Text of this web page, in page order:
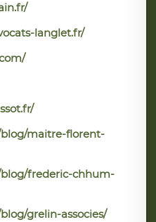
langlet.fr/
maitre-florent-
frederic-chhum-
grelin-associes/